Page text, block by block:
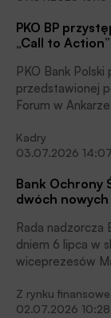
PKO BP
„Call to Action”
PKO Bank
przedstawionej
Forum w
Kadry
03.07.2026 14:07
Bank Ochrony
dwóch
Rada nadzorcza
dniem 6 lipca w
wiceprezesów
Z rynku
02.07.2026 10:28